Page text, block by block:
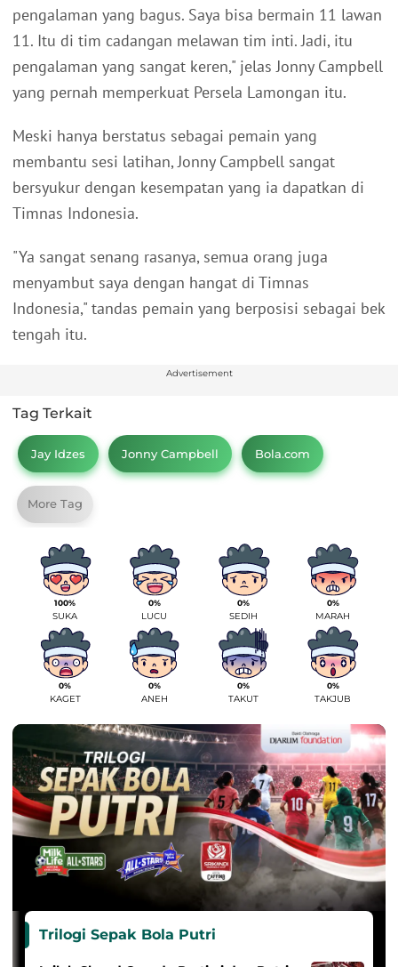
pengalaman yang bagus. Saya bisa bermain 11 lawan
11. Itu di tim cadangan melawan tim inti. Jadi, itu
pengalaman yang sangat keren," jelas Jonny Campbell
yang pernah memperkuat Persela Lamongan itu.
Meski hanya berstatus sebagai pemain yang
membantu sesi latihan, Jonny Campbell sangat
bersyukur dengan kesempatan yang ia dapatkan di
Timnas Indonesia.
"Ya sangat senang rasanya, semua orang juga
menyambut saya dengan hangat di Timnas
Indonesia," tandas pemain yang berposisi sebagai bek
tengah itu.
Advertisement
Tag Terkait
Jay Idzes Jonny Campbell Bola.com
More Tag
100%
SUKA
0%
LUCU
0%
SEDIH
0%
MARAH
0%
KAGET
0%
ANEH
0%
TAKUT
0%
TAKJUB
Trilogi Sepak Bola Putri